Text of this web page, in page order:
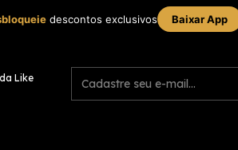
descontos exclusivos Baixar App
Like